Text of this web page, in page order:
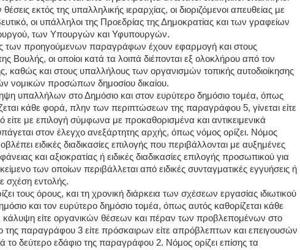
εκτός της υπαλληλικής ιεραρχίας, οι διοριζόμενοι απευθείας με
οι υπάλληλοι της Προεδρίας της Δημοκρατίας και των γραφείων
των Υπουργών και Υφυπουργών.
των προηγούμενων παραγράφων έχουν εφαρμογή και στους
Βουλής, οι οποίοι κατά τα λοιπά διέπονται εξ ολοκλήρου από τον
καθώς και στους υπαλλήλους των οργανισμών τοπικής αυτοδιοίκησης
νομικών προσώπων δημοσίου δικαίου.
υπαλλήλων στο Δημόσιο και στον ευρύτερο δημόσιο τομέα, όπως
κάθε φορά, πλην των περιπτώσεων της παραγράφου 5, γίνεται είτε
είτε με επιλογή σύμφωνα με προκαθορισμένα και αντικειμενικά
στον έλεγχο ανεξάρτητης αρχής, όπως νόμος ορίζει. Νόμος
ειδικές διαδικασίες επιλογής που περιβάλλονται με αυξημένες
και αξιοκρατίας ή ειδικές διαδικασίες επιλογής προσωπικού για
των οποίων περιβάλλεται από ειδικές συνταγματικές εγγυήσεις ή
σχέση εντολής.
τους όρους, και τη χρονική διάρκεια των σχέσεων εργασίας ιδιωτικού
και τον ευρύτερο δημόσιο τομέα, όπως αυτός καθορίζεται κάθε
κάλυψη είτε οργανικών θέσεων και πέραν των προβλεπομένων στο
της παραγράφου 3 είτε πρόσκαιρων είτε απρόβλεπτων και επειγουσών
το δεύτερο εδάφιο της παραγράφου 2. Νόμος ορίζει επίσης τα